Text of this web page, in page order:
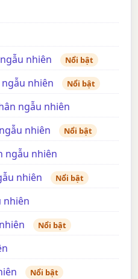
nhiên
Nổi bật
nhiên Nổi bật
ngẫu nhiên
nhiên
Nổi bật
ngẫu nhiên
nhiên
Nổi bật
nhiên
Nổi bật
Nổi bật